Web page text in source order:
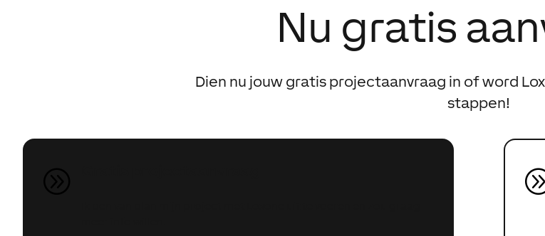
Nu gratis
Dien nu jouw gratis projectaanvraag in of word
stappen!